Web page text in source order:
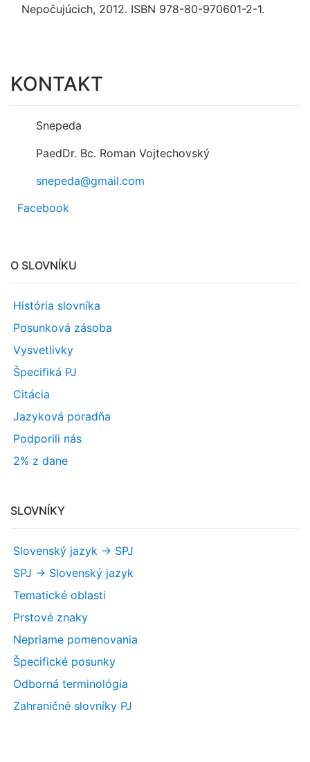
Nepočujúcich, 2012. ISBN 978-80-970601-2-1.
KONTAKT
Snepeda
PaedDr. Bc. Roman Vojtechovský
snepeda@gmail.com
Facebook
O SLOVNÍKU
História slovníka
Posunková zásoba
Vysvetlivky
Špecifiká PJ
Citácia
Jazyková poradňa
Podporili nás
2% z dane
SLOVNÍKY
Slovenský jazyk -> SPJ
SPJ -> Slovenský jazyk
Tematické oblasti
Prstové znaky
Nepriame pomenovania
Špecifické posunky
Odborná terminológia
Zahraničné slovníky PJ